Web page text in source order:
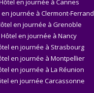
en journée à Cannes
en journée à Clermont-Ferrand
en journée à Grenoble
Hôtel en journée à Nancy
en journée à Strasbourg
en journée à Montpellier
en journée à La Réunion
en journée Carcassonne